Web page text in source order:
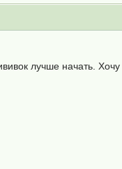
лучше начать. Хочу